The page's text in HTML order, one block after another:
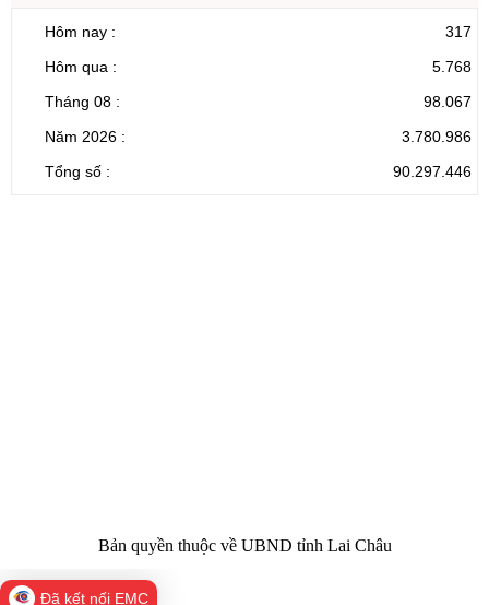
Hôm nay :
317
Hôm qua :
5.768
Tháng 08 :
98.067
Năm 2026 :
3.780.986
Tổng số :
90.297.446
Bản quyền thuộc về UBND tỉnh Lai Châu
Đã kết nối EMC